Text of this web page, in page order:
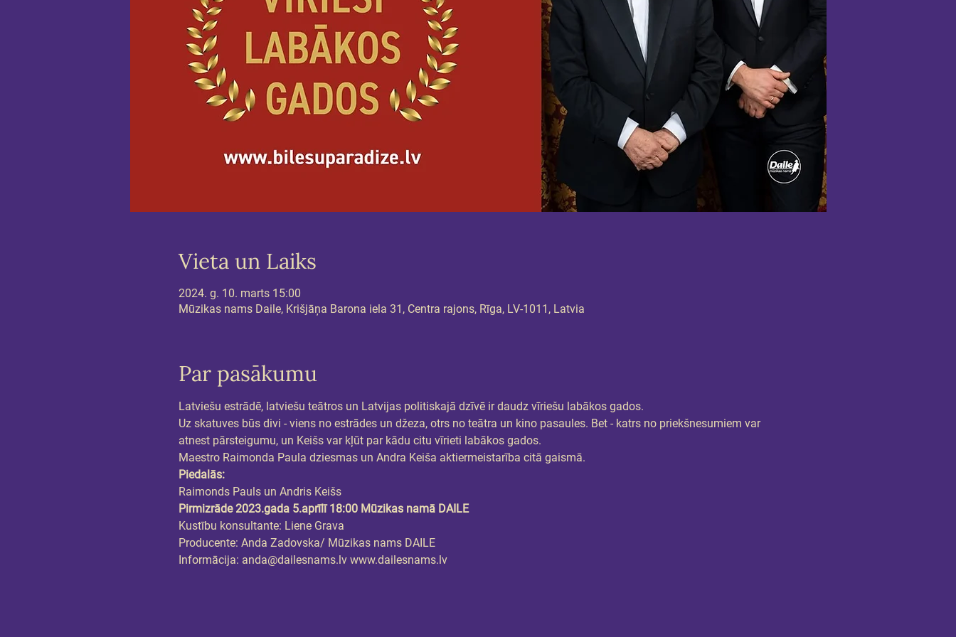
Vieta un Laiks
2024. g. 10. marts 15:00
Mūzikas nams Daile, Krišjāņa Barona iela 31, Centra rajons, Rīga, LV-1011, Latvia
Par pasākumu
Latviešu estrādē, latviešu teātros un Latvijas politiskajā dzīvē ir daudz vīriešu labākos gados.
Uz skatuves būs divi - viens no estrādes un džeza, otrs no teātra un kino pasaules. Bet - katrs no priekšnesumiem var
atnest pārsteigumu, un Keišs var kļūt par kādu citu vīrieti labākos gados.
Maestro Raimonda Paula dziesmas un Andra Keiša aktiermeistarība citā gaismā.
Piedalās:
Raimonds Pauls un Andris Keišs
Pirmizrāde 2023.gada 5.aprīlī 18:00 Mūzikas namā DAILE
Kustību konsultante: Liene Grava
Producente: Anda Zadovska/ Mūzikas nams DAILE
Informācija: anda@dailesnams.lv www.dailesnams.lv